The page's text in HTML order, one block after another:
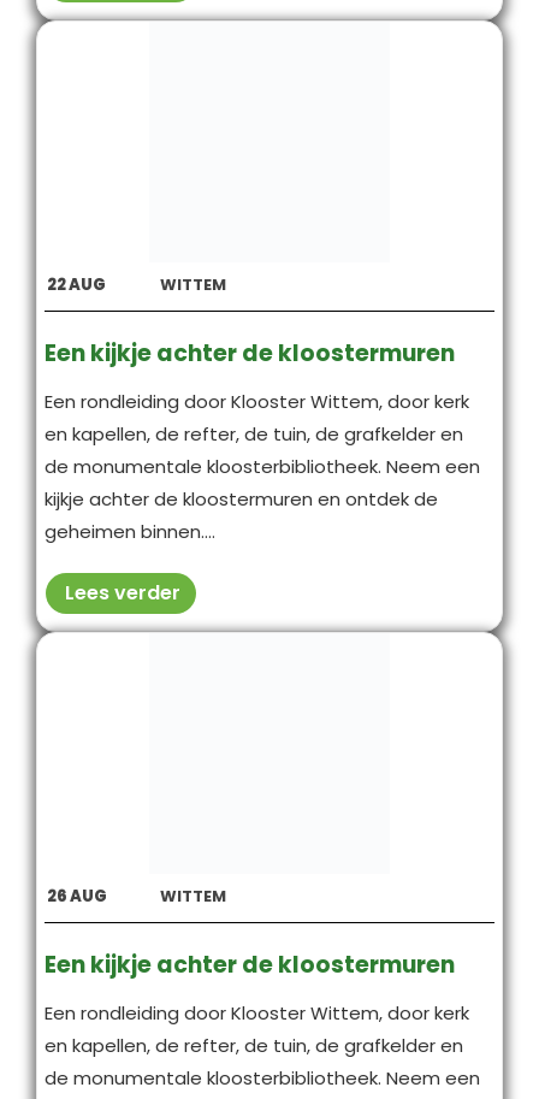
22AUG WITTEM
Een kijkje achter de kloostermuren
Een rondleiding door Klooster Wittem, door kerk
en kapellen, de refter, de tuin, de grafkelder en
de monumentale kloosterbibliotheek. Neem een
kijkje achter de kloostermuren en ontdek de
geheimen binnen....
Lees verder
26AUG WITTEM
Een kijkje achter de kloostermuren
Een rondleiding door Klooster Wittem, door kerk
en kapellen, de refter, de tuin, de grafkelder en
de monumentale kloosterbibliotheek. Neem een